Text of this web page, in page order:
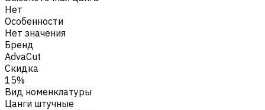
Нет
Особенности
Нет значения
Бренд
AdvaCut
Скидка
15%
Вид номенклатуры
Цанги штучные